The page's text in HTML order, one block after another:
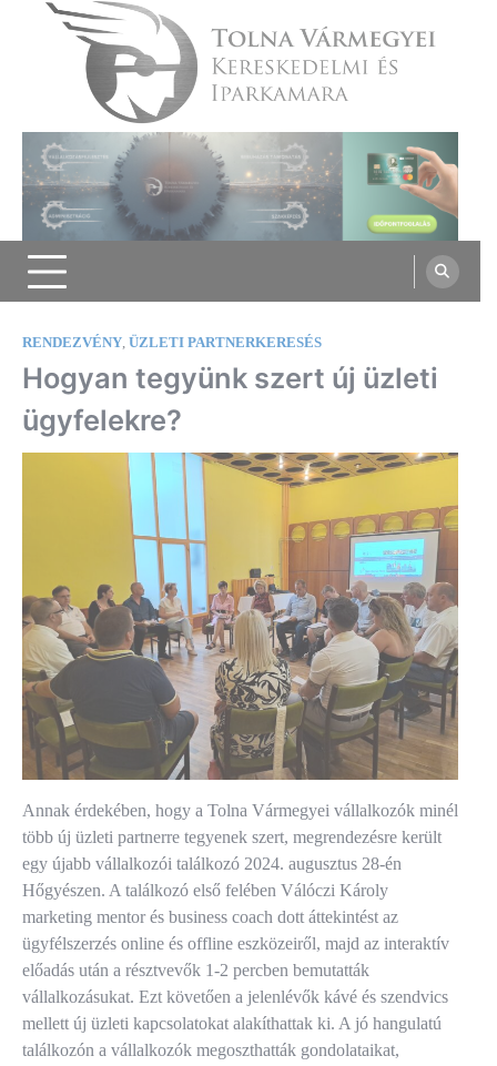
Tolna Vármegyei Kereskedelmi és
Iparkamara
RENDEZVÉNY, ÜZLETI PARTNERKERESÉS
Hogyan tegyünk szert új üzleti
ügyfelekre?
Annak érdekében, hogy a Tolna Vármegyei vállalkozók minél
több új üzleti partnerre tegyenek szert, megrendezésre került
egy újabb vállalkozói találkozó 2024. augusztus 28-én
Hőgyészen. A találkozó első felében Válóczi Károly
marketing mentor és business coach dott áttekintést az
ügyfélszerzés online és offline eszközeiről, majd az interaktív
előadás után a résztvevők 1-2 percben bemutatták
vállalkozásukat. Ezt követően a jelenlévők kávé és szendvics
mellett új üzleti kapcsolatokat alakíthattak ki. A jó hangulatú
találkozón a vállalkozók megoszthatták gondolataikat,